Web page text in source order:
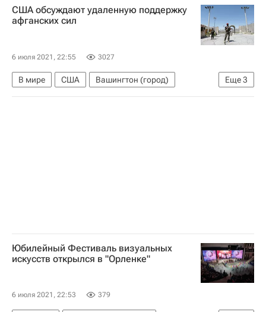
США обсуждают удаленную поддержку
афганских сил
6 июля 2021, 22:55 3027
Еще3
В мире США
Вашингтон (город)
Таджикистан
Джон Кирби Ллойд Остин
Юбилейный Фестиваль визуальных
искусств открылся в "Орленке"
6 июля 2021, 22:53 379